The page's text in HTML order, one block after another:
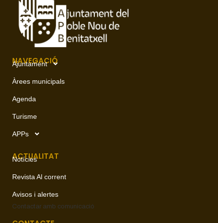
NAVEGACIÓ
Ajuntament
Àrees municipals
Agenda
Turisme
APPs
ACTUALITAT
Notícies
Revista Al corrent
Avisos i alertes
Contactar amb comunicació